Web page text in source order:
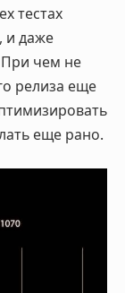
тестах
и даже
При чем не
релиза еще
еще рано.